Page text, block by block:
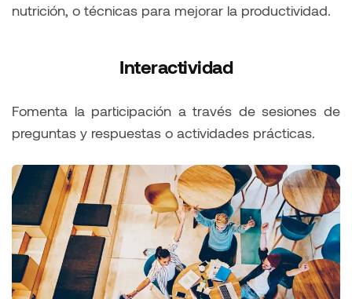
nutrición, o técnicas para mejorar la productividad.
Interactividad
Fomenta la participación a través de sesiones de
preguntas y respuestas o actividades prácticas.